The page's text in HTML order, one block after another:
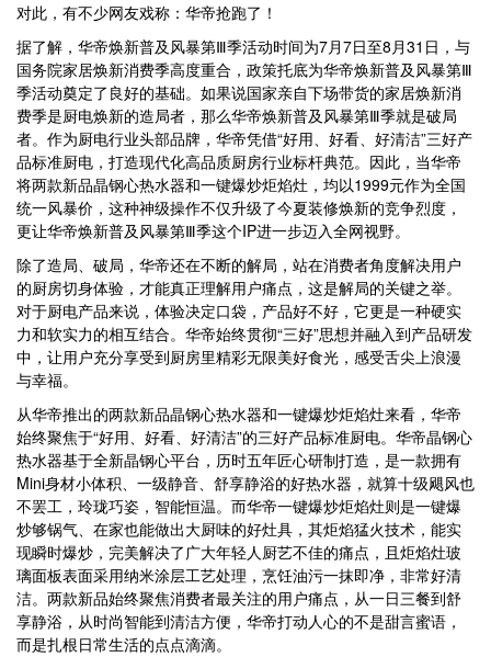
对此，有不少网友戏称：华帝抢跑了！
据了解，华帝焕新普及风暴第Ⅲ季活动时间为7月7日至8月31日，与
国务院家居焕新消费季高度重合，政策托底为华帝焕新普及风暴第Ⅲ
季活动奠定了良好的基础。如果说国家亲自下场带货的家居焕新消
费季是厨电焕新的造局者，那么华帝焕新普及风暴第Ⅲ季就是破局
者。作为厨电行业头部品牌，华帝凭借“好用、好看、好清洁”三好产
品标准厨电，打造现代化高品质厨房行业标杆典范。因此，当华帝
将两款新品晶钢心热水器和一键爆炒炬焰灶，均以1999元作为全国
统一风暴价，这种神级操作不仅升级了今夏装修焕新的竞争烈度，
更让华帝焕新普及风暴第Ⅲ季这个IP进一步迈入全网视野。
除了造局、破局，华帝还在不断的解局，站在消费者角度解决用户
的厨房切身体验，才能真正理解用户痛点，这是解局的关键之举。
对于厨电产品来说，体验决定口袋，产品好不好，它更是一种硬实
力和软实力的相互结合。华帝始终贯彻“三好”思想并融入到产品研发
中，让用户充分享受到厨房里精彩无限美好食光，感受舌尖上浪漫
与幸福。
从华帝推出的两款新品晶钢心热水器和一键爆炒炬焰灶来看，华帝
始终聚焦于“好用、好看、好清洁”的三好产品标准厨电。华帝晶钢心
热水器基于全新晶钢心平台，历时五年匠心研制打造，是一款拥有
Mini身材小体积、一级静音、舒享静浴的好热水器，就算十级飓风也
不罢工，玲珑巧姿，智能恒温。而华帝一键爆炒炬焰灶则是一键爆
炒够锅气、在家也能做出大厨味的好灶具，其炬焰猛火技术，能实
现瞬时爆炒，完美解决了广大年轻人厨艺不佳的痛点，且炬焰灶玻
璃面板表面采用纳米涂层工艺处理，烹饪油污一抹即净，非常好清
洁。两款新品始终聚焦消费者最关注的用户痛点，从一日三餐到舒
享静浴，从时尚智能到清洁方便，华帝打动人心的不是甜言蜜语，
而是扎根日常生活的点点滴滴。